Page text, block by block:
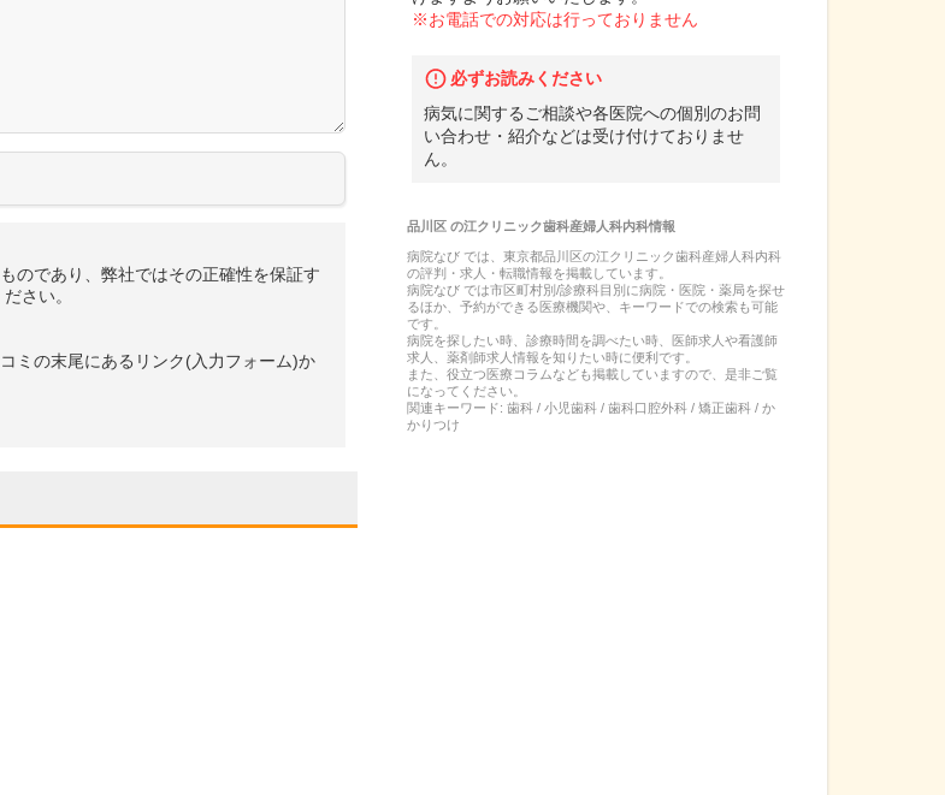
のであり、弊社ではその正確性を保証す
さい。
ミの末尾にあるリンク(入力フォーム)か
※お電話での対応は行っておりません
必ずお読みください
病気に関するご相談や各医院への個別のお問
い合わせ・紹介などは受け付けておりませ
ん。
品川区の江クリニック歯科産婦人科内科情報
病院なび では、 東京都品川区の江クリニック歯科産婦人科内科
の評判・求人・転職情報を掲載しています。
病院なび では市区町村別/診療科目別に病院・医院・薬局を探せ
るほか、予約ができる医療機関や、キーワードでの検索も可能
です。
病院を探したい時、診療時間を調べたい時、医師求人や看護師
求人、薬剤師求人情報を知りたい時に便利です。
また、役立つ医療コラムなども掲載していますので、是非ご覧
になってください。
関連キーワード: 歯科 / 小児歯科 / 歯科口腔外科 / 矯正歯科 / か
かりつけ